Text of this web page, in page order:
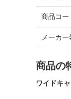
商品コー
メーカ
商品の
ワイドキ